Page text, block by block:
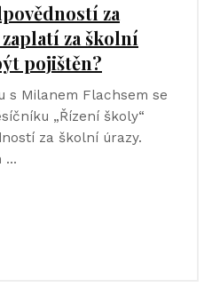
za
za školní
pojištěn?
s Milanem Flachsem se
„Řízení školy“
za školní úrazy.
…